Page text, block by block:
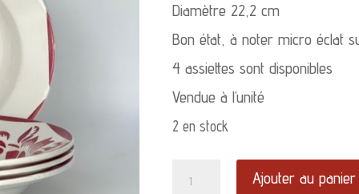
Diamètre 22,2 cm
Bon état, à noter micro éclat
4 assiettes sont disponibles
Vendue à l’unité
2 en stock
quantité
Ajouter au panier